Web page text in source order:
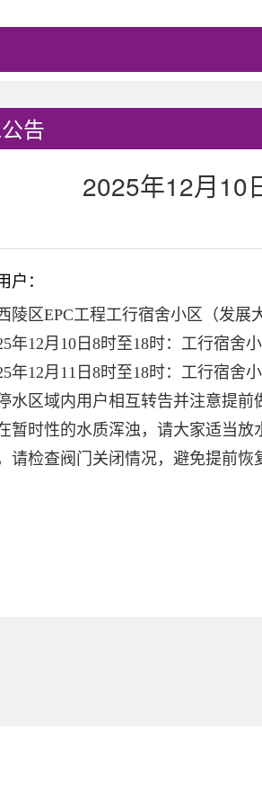
告
2025年12月10
户：
陵区EPC工程工行宿舍小区（发展
年12月10日8时至18时：工行宿舍
年12月11日8时至18时：工行宿舍
水区域内用户相互转告并注意提
暂时性的水质浑浊，请大家适当
请检查阀门关闭情况，避免提前恢